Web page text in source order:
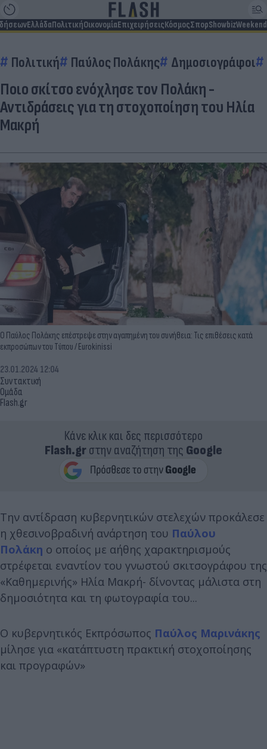
ΕλλάδαΠολιτικήΟικονομίαΕπιχειρήσειςΚόσμοςΣπορShowbizWeekend
Πολιτική Παύλος Πολάκης Δημοσιογράφοι
Ποιο σκίτσο ενόχλησε τον Πολάκη -
Αντιδράσεις για τη στοχοποίηση του Ηλία
Μακρή
Ο Παύλος Πολάκης επέστρεψε στην αγαπημένη του συνήθεια: Τις επιθέσεις κατά
εκπροσώπων του Τύπου / Eurokinissi
Συντακτική
Ομάδα
Flash.gr
23.01.2024 12:04
Κάνε κλικ και δες περισσότερο
Flash.grστην αναζήτηση της Google
Την αντίδραση κυβερνητικών στελεχών προκάλεσε
η χθεσινοβραδινή ανάρτηση του Παύλου
Πολάκη ο οποίος με αήθης χαρακτηρισμούς
στρέφεται εναντίον του γνωστού σκιτσογράφου της
«Καθημερινής» Ηλία Μακρή- δίνοντας μάλιστα στη
δημοσιότητα και τη φωτογραφία του...
Ο κυβερνητικός Εκπρόσωπος Παύλος Μαρινάκης
μίλησε για «κατάπτυστη πρακτική στοχοποίησης
και προγραφών»